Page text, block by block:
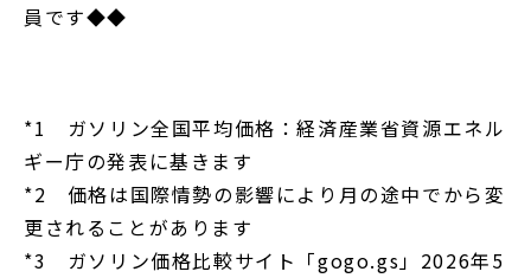
員です◆◆
*1 ガソリン全国平均価格：経済産業省資源エネル
ギー庁の発表に基きます
*2 価格は国際情勢の影響により月の途中でから変
更されることがあります
*3 ガソリン価格比較サイト「gogo.gs」2026年5